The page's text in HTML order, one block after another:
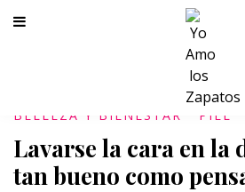
BELLEZA Y BIENESTAR PIEL
Lavarse la cara en la
tan bueno como